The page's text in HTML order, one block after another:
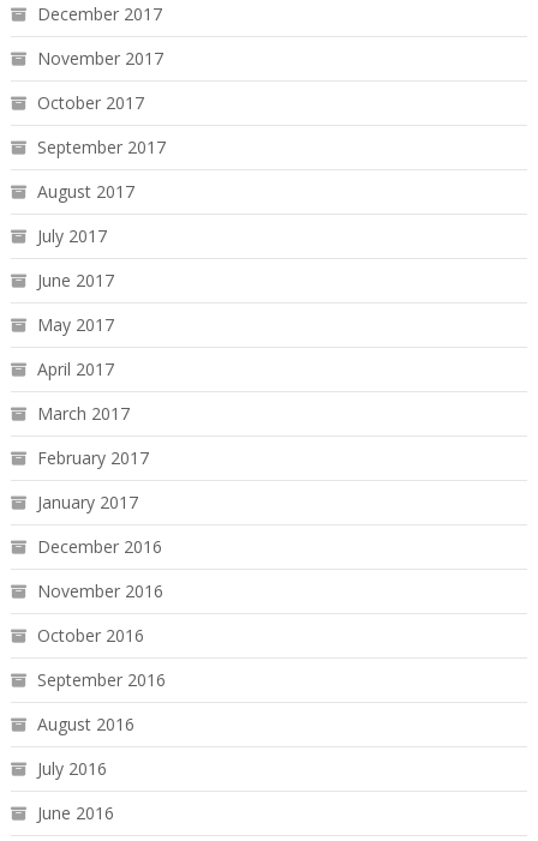
December 2017
November 2017
October 2017
September 2017
August 2017
July 2017
June 2017
May 2017
April 2017
March 2017
February 2017
January 2017
December 2016
November 2016
October 2016
September 2016
August 2016
July 2016
June 2016